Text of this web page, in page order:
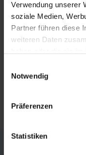
Verwendung unserer
soziale Medien,
Partner führen diese
weiteren Daten
Notwendig
Präferenzen
Statistiken
teilen
teilen
RSS FEED
FÖRDERER DES